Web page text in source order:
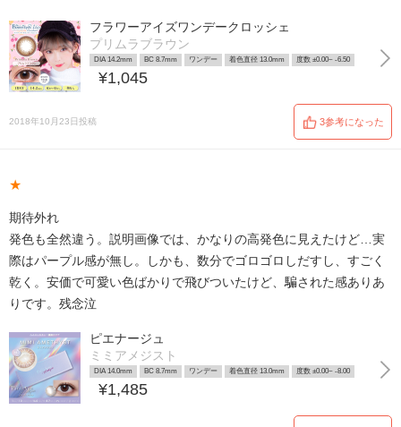
フラワーアイズワンデークロッシェ
プリムラブラウン
DIA 14.2mm BC 8.7mm ワンデー 着色直径 13.0mm 度数 ±0.00~ -6.50
¥1,045
2018年10月23日投稿 3参考になった
★
期待外れ
発色も全然違う。説明画像では、かなりの高発色に見えたけど…実
際はパープル感が無し。しかも、数分でゴロゴロしだすし、すごく
乾く。安価で可愛い色ばかりで飛びついたけど、騙された感ありあ
りです。残念泣
ピエナージュ
ミミアメジスト
DIA 14.0mm BC 8.7mm ワンデー 着色直径 13.0mm 度数 ±0.00~ -8.00
¥1,485